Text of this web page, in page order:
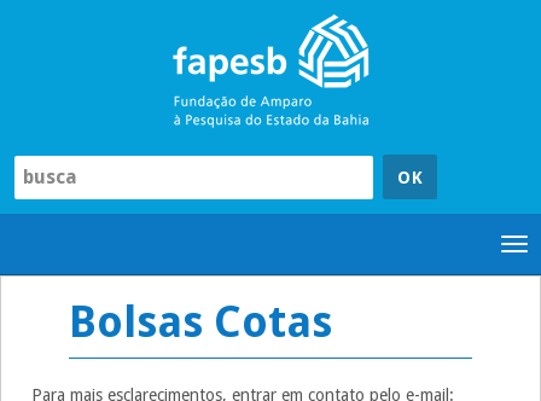
Bolsas Cotas
Para mais esclarecimentos, entrar em contato pelo e-mail: